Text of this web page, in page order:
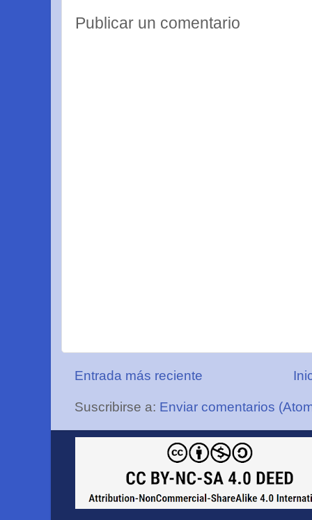
Publicar un comentario
Entrada más reciente
Suscribirse a: Enviar comentarios